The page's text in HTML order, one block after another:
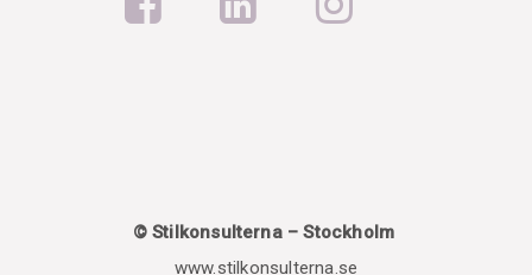
© Stilkonsulterna – Stockholm
www.stilkonsulterna.se